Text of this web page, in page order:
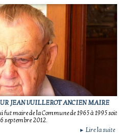
JEAN VUILLEROT ANCIEN MAIRE
fut maire de la Commune de 1965 à 1995 soit
septembre 2012.
► Lire la suite